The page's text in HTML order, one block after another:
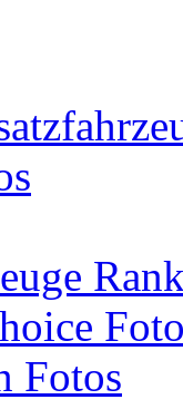
Fotos